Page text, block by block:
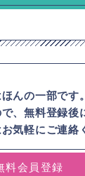
んの一部です
、無料登録後
気軽にご連絡
料会員登録